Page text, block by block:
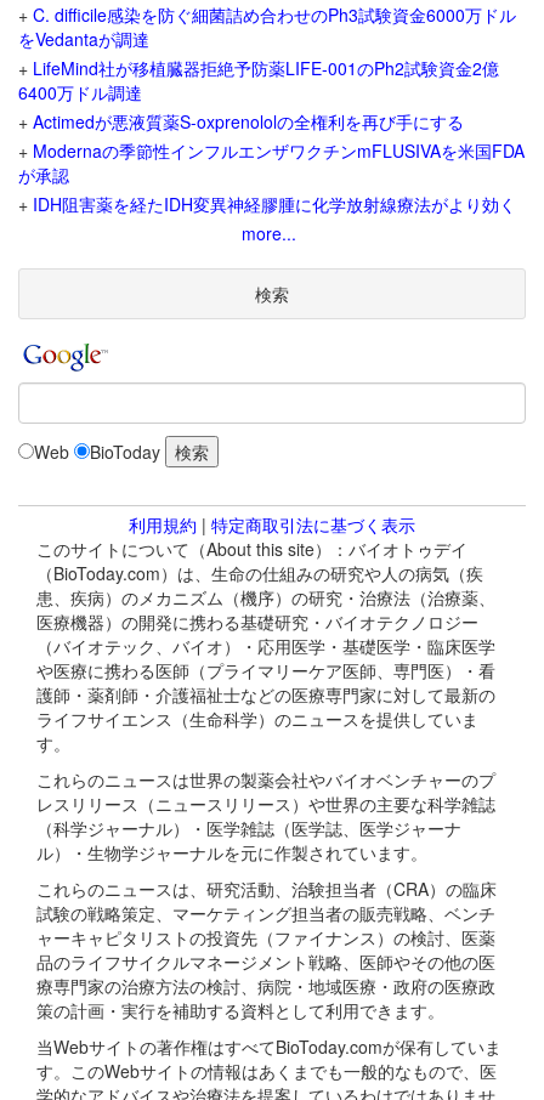
+ C. difficile感染を防ぐ細菌詰め合わせのPh3試験資金6000万ドル
をVedantaが調達
+ LifeMind社が移植臓器拒絶予防薬LIFE-001のPh2試験資金2億
6400万ドル調達
+ Actimedが悪液質薬S-oxprenololの全権利を再び手にする
+ Modernaの季節性インフルエンザワクチンmFLUSIVAを米国FDA
が承認
+ IDH阻害薬を経たIDH変異神経膠腫に化学放射線療法がより効く
more...
検索
Web BioToday
利用規約 | 特定商取引法に基づく表示
このサイトについて（About this site）：バイオトゥデイ
（BioToday.com）は、生命の仕組みの研究や人の病気（疾
患、疾病）のメカニズム（機序）の研究・治療法（治療薬、
医療機器）の開発に携わる基礎研究・バイオテクノロジー
（バイオテック、バイオ）・応用医学・基礎医学・臨床医学
や医療に携わる医師（プライマリーケア医師、専門医）・看
護師・薬剤師・介護福祉士などの医療専門家に対して最新の
ライフサイエンス（生命科学）のニュースを提供していま
す。
これらのニュースは世界の製薬会社やバイオベンチャーのプ
レスリリース（ニュースリリース）や世界の主要な科学雑誌
（科学ジャーナル）・医学雑誌（医学誌、医学ジャーナ
ル）・生物学ジャーナルを元に作製されています。
これらのニュースは、研究活動、治験担当者（CRA）の臨床
試験の戦略策定、マーケティング担当者の販売戦略、ベンチ
ャーキャピタリストの投資先（ファイナンス）の検討、医薬
品のライフサイクルマネージメント戦略、医師やその他の医
療専門家の治療方法の検討、病院・地域医療・政府の医療政
策の計画・実行を補助する資料として利用できます。
当Webサイトの著作権はすべてBioToday.comが保有していま
す。このWebサイトの情報はあくまでも一般的なもので、医